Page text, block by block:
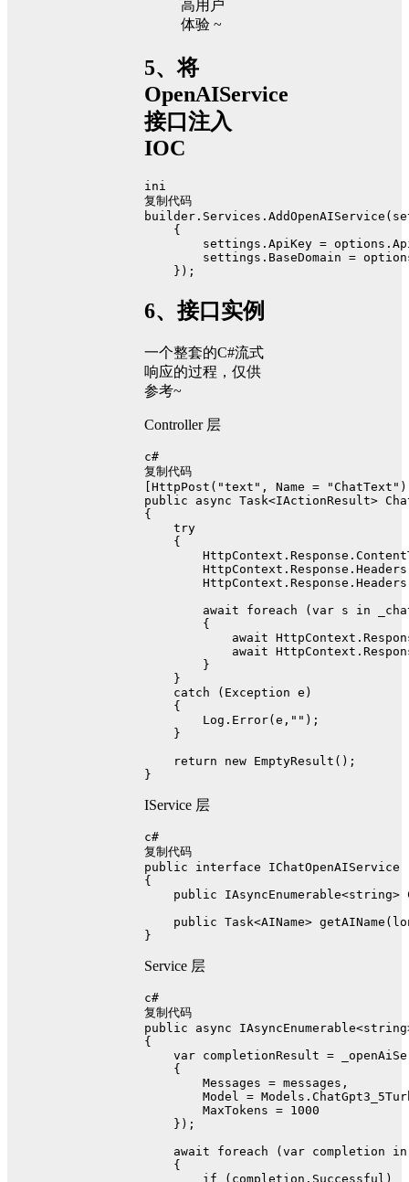
5、将
OpenAIService
接口注入
IOC
ini
复制代码
builder.Services.AddOpenAIService(
    {
settings.ApiKey =
settings.BaseDomain =
    })
;
6、接口实例
一个整套的C#流式
响应的过程，仅供
参考~
Controller 层
c#
复制代码
[HttpPost( "text" , Name = "ChatText" )
public
async Task<IActionResult>
{
try
    {
await
foreach (var s in
        {
await
await
        }
    }
catch (Exception e)
    {
        Log.Error(e,
"" );
    }
return
new EmptyResult();
}
IService 层
c#
复制代码
public
interface
IChatOpenAIService
{
public IAsyncEnumerable<string>
public Task<AIName> getAIName (
}
Service 层
c#
复制代码
public
async IAsyncEnumerable<string
{
var completionResult =
    {
        Messages = messages,
Model =
        MaxTokens =
1000
    });
await
foreach (var completion in
    {
if (completion.Successful)